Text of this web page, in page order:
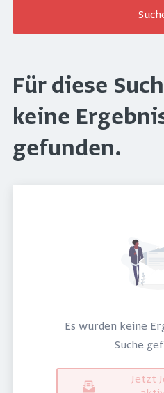
Für diese
keine
gefunden.
Es wurden keine
Suche
Jetzt